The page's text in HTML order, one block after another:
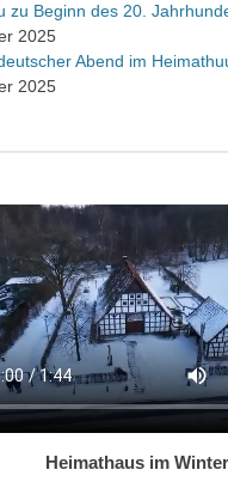
zu Beginn des 20.
2025
Abend im
2025
Heimathaus im Winter